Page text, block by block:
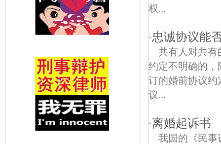
权...
·忠诚协议能
共有人对共有
约定不明确的，
订的婚前协议约
议...
·离婚起诉书
我国的《民